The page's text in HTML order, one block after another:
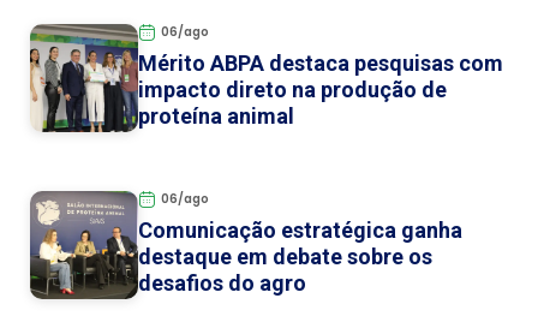
06/ago
Mérito ABPA destaca pesquisas com
impacto direto na produção de
proteína animal
06/ago
Comunicação estratégica ganha
destaque em debate sobre os
desafios do agro